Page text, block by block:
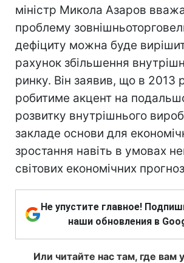
міністр Микола Азаров
проблему
дефіциту можна буде
рахунок збільшення
ринку. Він заявив, що в 2013
робитиме акцент на
розвитку внутрішнього
закладе основи для
зростання навіть в умовах
світових економічних
Не упустите главное!
наши обновления в
Или читайте нас там, где вам